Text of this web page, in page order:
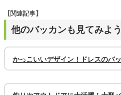
他のバッカンも見てみよう
【関連記事】
かっこいいデザイン！ドレスのバ